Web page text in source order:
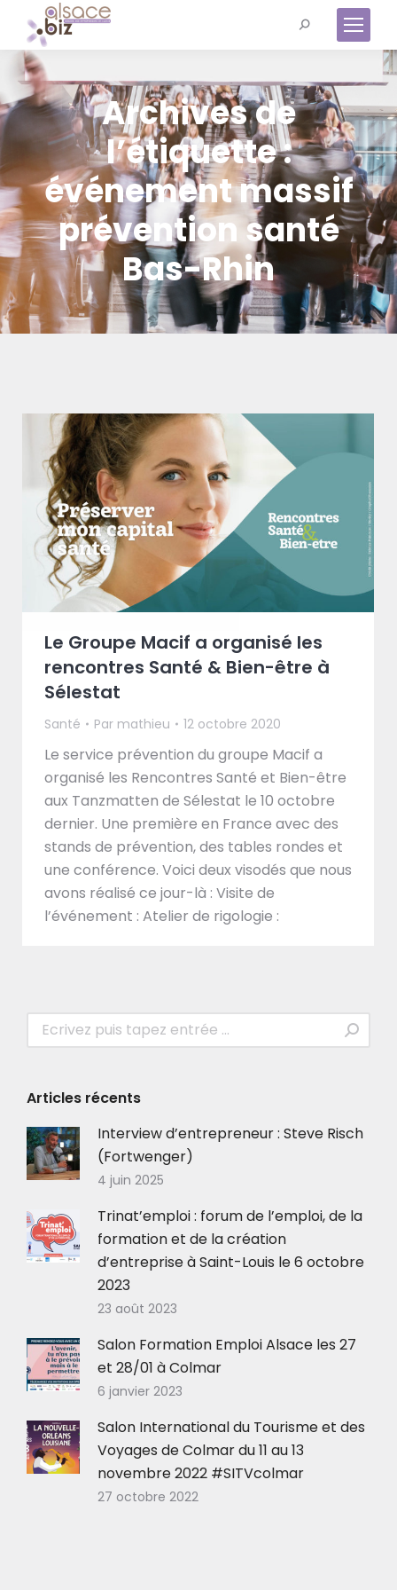
Archives de
l’étiquette :
événement massif
prévention santé
Bas-Rhin
Le Groupe Macif a organisé les
rencontres Santé & Bien-être à
Sélestat
Santé Par mathieu 12 octobre 2020
Le service prévention du groupe Macif a
organisé les Rencontres Santé et Bien-être
aux Tanzmatten de Sélestat le 10 octobre
dernier. Une première en France avec des
stands de prévention, des tables rondes et
une conférence. Voici deux visodés que nous
avons réalisé ce jour-là : Visite de
l’événement : Atelier de rigologie :
Recherche
Articles récents
Interview d’entrepreneur : Steve Risch
(Fortwenger)
4 juin 2025
Trinat’emploi : forum de l’emploi, de la
formation et de la création
d’entreprise à Saint-Louis le 6 octobre
2023
23 août 2023
Salon Formation Emploi Alsace les 27
et 28/01 à Colmar
6 janvier 2023
Salon International du Tourisme et des
Voyages de Colmar du 11 au 13
novembre 2022 #SITVcolmar
27 octobre 2022